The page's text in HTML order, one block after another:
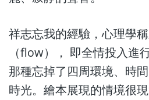
祥志忘我的經驗，心理學
（flow）， 即全情投入進
那種忘掉了四周環境、時
時光。繪本展現的情境很